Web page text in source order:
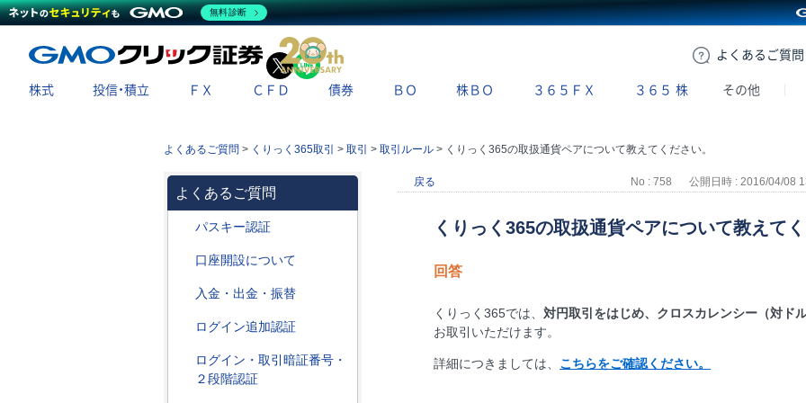
よくある ご質問
X
株式 投信・積立 ＦＸ ＣＦＤ 債券 ＢＯ 株ＢＯ ３６５ＦＸ ３６５ 株 その他
よくあるご質問 > くりっく365取引 > 取引 > 取引ルール > くりっく365の取扱通貨ペアについて教えてください。
よくあるご質問
パスキー認証
口座開設について
入金・出金・振替
ログイン追加認証
ログイン・取引暗証番号・
２段階認証
戻る No : 758 公開日時 : 2016/04/08
くりっく365の取扱通貨ペアについて教えて
回答
くりっく365では、 対円取引をはじめ、クロスカレンシー（対ド
お取引いただけます。
詳細につきましては、 こちらをご確認ください。
無料診断